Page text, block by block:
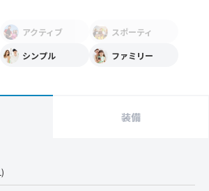
アクティブ
スポーティ
シンプル ファミリー
装備